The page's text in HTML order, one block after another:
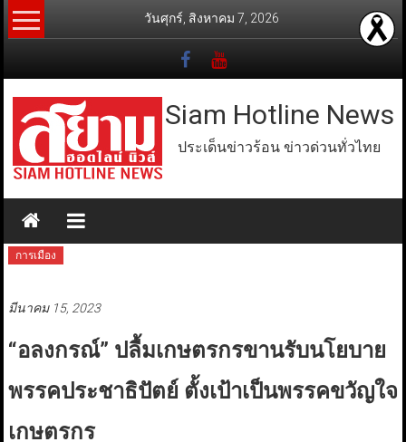
Skip
to
วันศุกร์, สิงหาคม 7, 2026
Siam Hotline News
ประเด็นข่าวร้อน ข่าวด่วนทั่วไทย
การเมือง
มีนาคม 15, 2023
“อลงกรณ์” ปลื้มเกษตรกรขานรับนโยบาย
พรรคประชาธิปัตย์ ตั้งเป้าเป็นพรรคขวัญใจ
เกษตรกร